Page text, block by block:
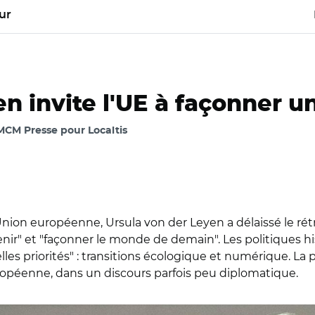
invite l'UE à façonner
Presse pour Localtis
européenne, Ursula von der Leyen a délaissé le
et "façonner le monde de demain". Les politiques
priorités" : transitions écologique et numérique.
dans un discours parfois peu diplomatique.